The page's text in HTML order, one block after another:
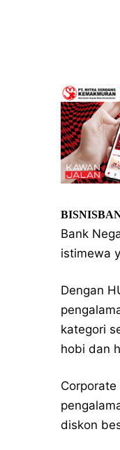
Bank
istimewa
Dengan
kategori
hobi dan
diskon